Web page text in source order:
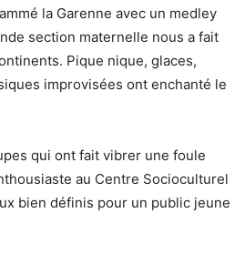
la Garenne avec un medley
section maternelle nous a fait
Pique nique, glaces,
improvisées ont enchanté le
qui ont fait vibrer une foule
au Centre Socioculturel
bien définis pour un public jeune